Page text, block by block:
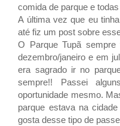
comida de parque e
A última vez que eu
até fiz um post sobre
O Parque Tupã
dezembro/janeiro e em
era sagrado ir no
sempre!! Passei
oportunidade mesmo.
parque estava na
gosta desse tipo de